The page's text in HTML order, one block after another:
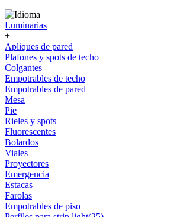
Luminarias
+
Apliques de pared
Plafones y spots de techo
Colgantes
Empotrables de techo
Empotrables de pared
Mesa
Pie
Rieles y spots
Fluorescentes
Bolardos
Viales
Proyectores
Emergencia
Estacas
Farolas
Empotrables de piso